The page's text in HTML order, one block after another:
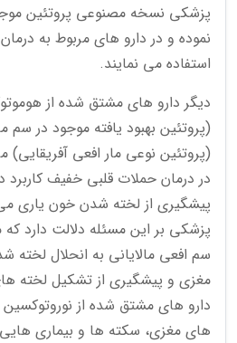
پزشکی نسخه مصنوعی پروتئین
نموده و در دارو های مربوط به
استفاده می نمایند.
دیگر دارو های مشتق شده از
(پروتئین بهبود یافته موجود در سم
(پروتئین نوعی مار افعی آفریقایی)
در درمان حملات قلبی خفیف کاربرد
پیشگیری از لخته شدن خون یاری
پزشکی بر این مسئله دلالت دارد
سم افعی مالایانی به انحلال
مغزی و پیشگیری از تشکیل لخته
دارو های مشتق شده از
های مغزی، سکته ها و بیماری هایی